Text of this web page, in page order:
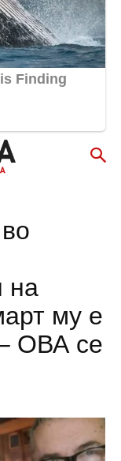
на
му е
ОВА се